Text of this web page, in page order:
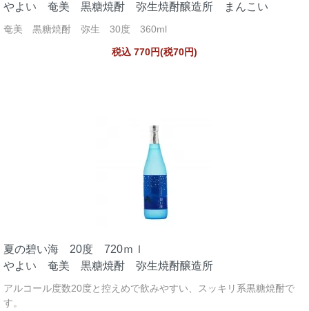
やよい 奄美 黒糖焼酎 弥生焼酎醸造所 まんこい
奄美 黒糖焼酎 弥生 30度 360ml
税込 770円(税70円)
夏の碧い海 20度 720ｍｌ
やよい 奄美 黒糖焼酎 弥生焼酎醸造所
アルコール度数20度と控えめで飲みやすい、スッキリ系黒糖焼酎で
す。